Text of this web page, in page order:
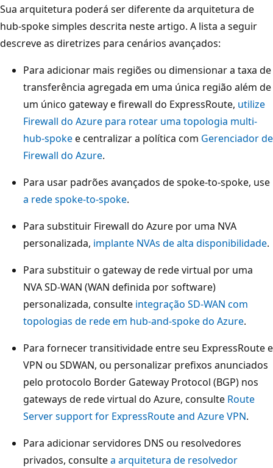
s
t
a
Sua arquitetura poderá ser diferente da arquitetura de
hub-spoke simples descrita neste artigo. A lista a seguir
descreve as diretrizes para cenários avançados:
Para adicionar mais regiões ou dimensionar a taxa de
transferência agregada em uma única região além de
um único gateway e firewall do ExpressRoute, utilize
Firewall do Azure para rotear uma topologia multi-
hub-spokee centralizar a política com Gerenciador de
Firewall do Azure.
Para usar padrões avançados de spoke-to-spoke, use
a rede spoke-to-spoke.
Para substituir Firewall do Azure por uma NVA
personalizada, implante NVAs de alta disponibilidade.
Para substituir o gateway de rede virtual por uma
NVA SD-WAN (WAN definida por software)
personalizada, consulte integração SD-WAN com
topologias de rede em hub-and-spoke do Azure.
Para fornecer transitividade entre seu ExpressRoute e
VPN ou SDWAN, ou personalizar prefixos anunciados
pelo protocolo Border Gateway Protocol (BGP) nos
gateways de rede virtual do Azure, consulte Route
Server support for ExpressRoute and Azure VPN.
Para adicionar servidores DNS ou resolvedores
privados, consultea arquitetura de resolvedor